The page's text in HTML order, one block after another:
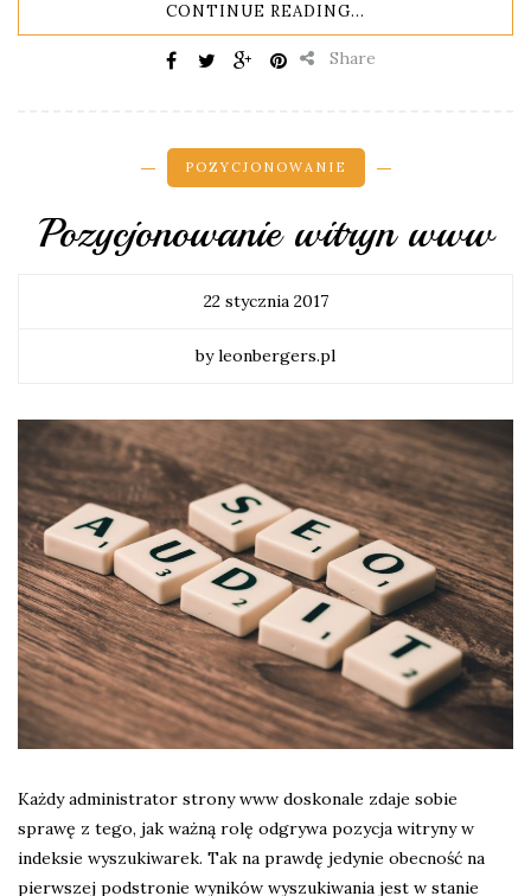
CONTINUE READING...
Share
POZYCJONOWANIE
Pozycjonowanie witryn www
22 stycznia 2017
by leonbergers.pl
Każdy administrator strony www doskonale zdaje sobie
sprawę z tego, jak ważną rolę odgrywa pozycja witryny w
indeksie wyszukiwarek. Tak na prawdę jedynie obecność na
pierwszej podstronie wyników wyszukiwania jest w stanie